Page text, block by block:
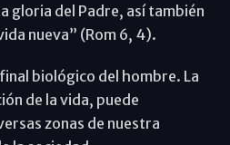
gloria del Padre, así también
nueva” (Rom 6, 4).
biológico del hombre. La
de la vida, puede
zonas de nuestra